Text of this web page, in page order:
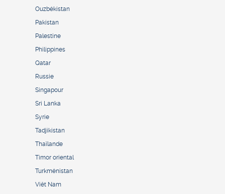
Ouzbékistan
Pakistan
Palestine
Philippines
Qatar
Russie
Singapour
Sri Lanka
Syrie
Tadjikistan
Thaïlande
Timor oriental
Turkménistan
Viêt Nam